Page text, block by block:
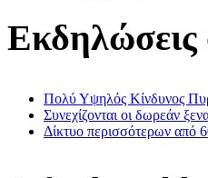
Εκδηλώσεις
Πολύ Υψηλός Κίνδυνος
Συνεχίζονται οι δωρεάν
Δίκτυο περισσότερων